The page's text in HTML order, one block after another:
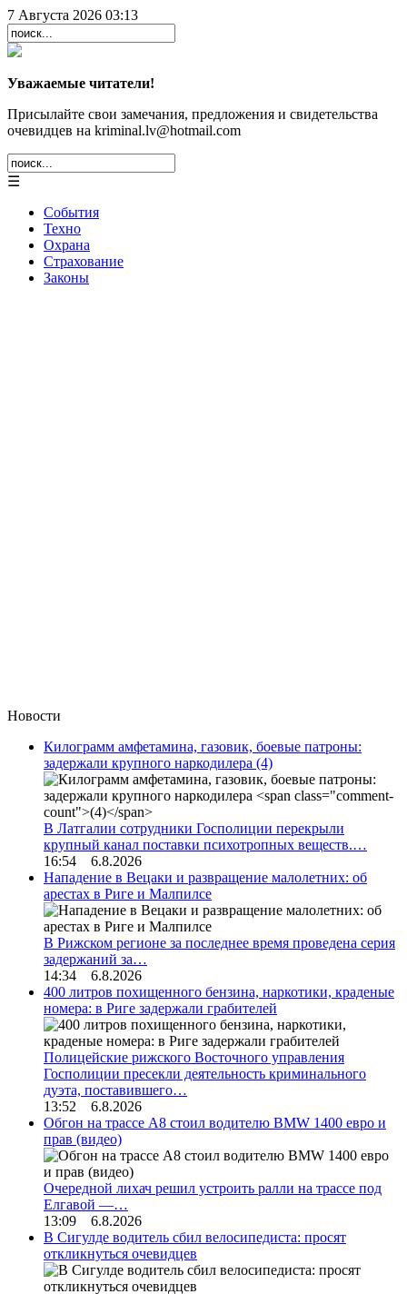
7 Августа 2026 03:13
Уважаемые читатели!
Присылайте свои замечания, предложения и свидетельства
очевидцев на kriminal.lv@hotmail.com
☰
События
Техно
Охрана
Страхование
Законы
Новости
Килограмм амфетамина, газовик, боевые патроны:
задержали крупного наркодилера (4)
В Латгалии сотрудники Госполиции перекрыли
крупный канал поставки психотропных веществ.…
16:54 6.8.2026
Нападение в Вецаки и развращение малолетних: об
арестах в Риге и Малпилсе
В Рижском регионе за последнее время проведена серия
задержаний за…
14:34 6.8.2026
400 литров похищенного бензина, наркотики, краденые
номера: в Риге задержали грабителей
Полицейские рижского Восточного управления
Госполиции пресекли деятельность криминального
дуэта, поставившего…
13:52 6.8.2026
Обгон на трассе А8 стоил водителю BMW 1400 евро и
прав (видео)
Очередной лихач решил устроить ралли на трассе под
Елгавой —…
13:09 6.8.2026
В Сигулде водитель сбил велосипедиста: просят
откликнуться очевидцев